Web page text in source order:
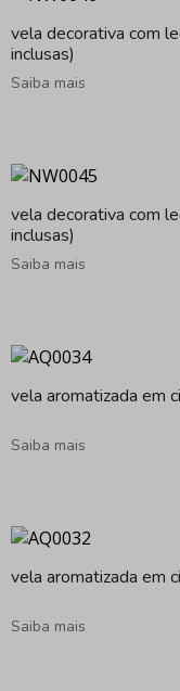
vela decorativa com
inclusas)
Saiba mais
vela decorativa com
inclusas)
Saiba mais
vela aromatizada em
Saiba mais
vela aromatizada em
Saiba mais